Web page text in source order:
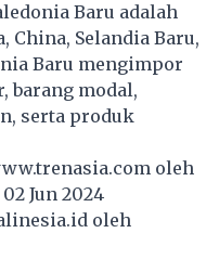
Baru adalah
China, Selandia Baru,
Baru mengimpor
barang modal,
serta produk
oleh
Jun 2024
oleh